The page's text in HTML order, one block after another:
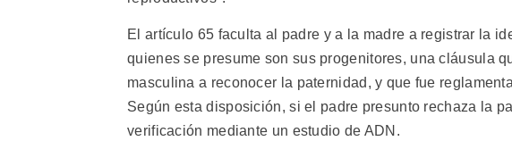
El artículo 65 faculta al padre y a la madre a registrar la
quienes se presume son sus progenitores, una cláusula
masculina a reconocer la paternidad, y que fue
Según esta disposición, si el padre presunto rechaza la
verificación mediante un estudio de ADN.